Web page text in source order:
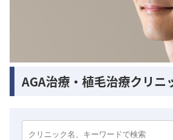
AGA治療・植毛治療クリニ